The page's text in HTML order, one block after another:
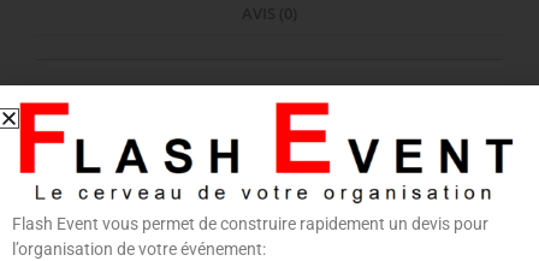
Informations complémentaires
CONDITIONNEMENT
33 cl
CLASSIFICATION
Bière blonde
Flash Event vous permet de construire rapidement un devis pour
l’organisation de votre événement: